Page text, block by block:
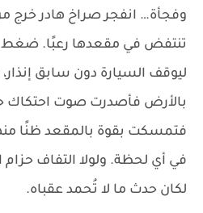
وفجأة… انفجر صراخ هادر خرج
تنتفض في مقعدها رعبًا. ضغط
ليوقف السيارة دون سابق
بالأرض فأصدرت صوت احتكاك
فتمسكت بقوة بالمقعد ظنًا
في أي لحظة. ولولا التفاف
لكان حدث ما لا تُحمد عقباه.